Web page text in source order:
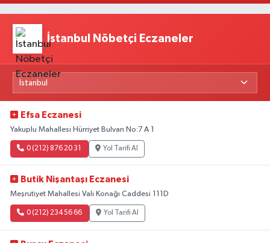
İstanbul Nöbetçi Eczaneler
Efsa Eczanesi
Yakuplu Mahallesi Hürriyet Bulvarı No:7 A 1
0 (212) 876 20 31 Yol Tarifi Al
Butik Nişantaşı Eczanesi
Meşrutiyet Mahallesi Vali Konağı Caddesi 111D
0 (212) 234 56 66 Yol Tarifi Al